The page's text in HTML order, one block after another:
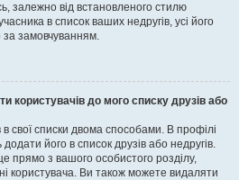
залежно від встановленого стилю
в список ваших недругів, усі його
замовчуванням.
користувачів до мого списку друзів або
свої списки двома способами. В профілі
його в список друзів або недругів.
прямо з вашого особистого розділу,
користувача. Ви також можете видаляти